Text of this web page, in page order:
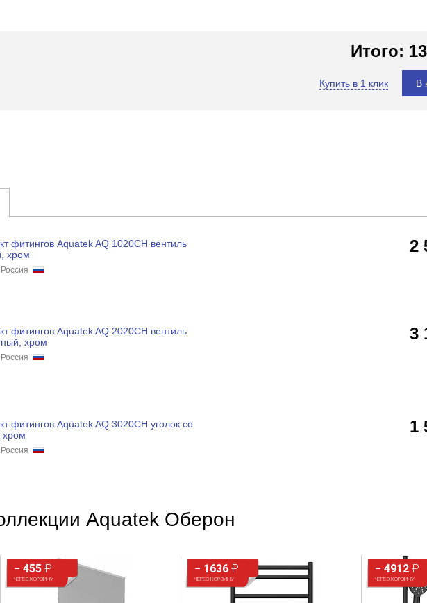
Итого:
Купить в 1 клик В
фитингов Aquatek AQ 1020CH вентиль
хром
2
фитингов Aquatek AQ 2020CH вентиль
хром
3
фитингов Aquatek AQ 3020CH уголок со
хром
1
Aquatek Оберон
− 455 ₽
ЧЕРЕЗ КОРЗИНУ
− 1636 ₽
ЧЕРЕЗ КОРЗИНУ
− 4912 ₽
ЧЕРЕЗ КОРЗИНУ